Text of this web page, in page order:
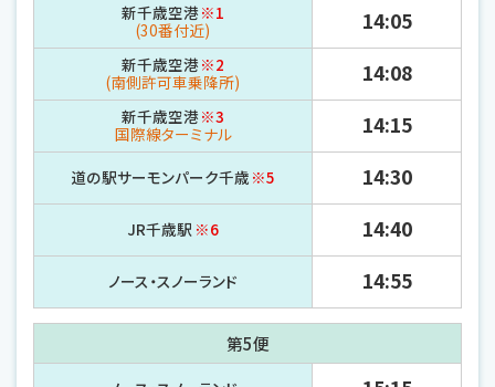
新千歳空港※1
(30番付近)
新千歳空港※2
(南側許可車乗降所)
新千歳空港※3
国際線ターミナル
道の駅サーモンパーク千歳 ※5
JR千歳駅 ※6
ノース・スノーランド
14:05
14:08
14:15
14:30
14:40
14:55
第5便